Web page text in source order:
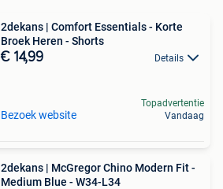
2dekans | Comfort Essentials - Korte
Broek Heren - Shorts
€ 14,99 Details
Bezoek website
Topadvertentie
Vandaag
2dekans | McGregor Chino Modern Fit -
Medium Blue - W34-L34